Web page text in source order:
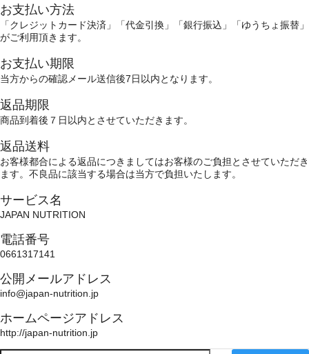
お支払い方法
「クレジットカード決済」「代金引換」「銀行振込」「ゆうちょ振替」
がご利用頂きます。
お支払い期限
当方からの確認メール送信後7日以内となります。
返品期限
商品到着後７日以内とさせていただきます。
返品送料
お客様都合による返品につきましてはお客様のご負担とさせていただき
ます。不良品に該当する場合は当方で負担いたします。
サービス名
JAPAN NUTRITION
電話番号
0661317141
公開メールアドレス
info@japan-nutrition.jp
ホームページアドレス
http://japan-nutrition.jp